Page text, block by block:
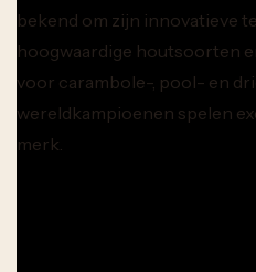
bekend om zijn innovatieve
hoogwaardige houtsoorten
voor carambole-, pool- en
wereldkampioenen spelen
merk.